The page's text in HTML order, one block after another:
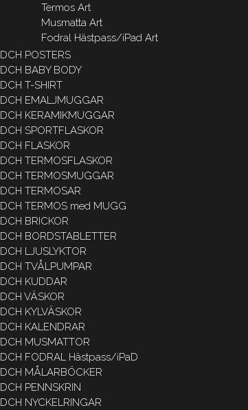
Termos Art
Musmatta Art
Fodral Hästpass/iPad Art
DCH POSTERS
DCH BABY BODY
DCH T-SHIRT
DCH EMALJMUGGAR
DCH KERAMIKMUGGAR
DCH SPORTFLASKOR
DCH FLASKOR
DCH TERMOSFLASKOR
DCH TERMOSMUGGAR
DCH TERMOSAR
DCH TERMOS med MUGG
DCH BRICKOR
DCH BORDSTABLETTER
DCH LJUSLYKTOR
DCH TVÅLPUMPAR
DCH KUDDAR
DCH VÄSKOR
DCH KYLVÄSKOR
DCH KALENDRAR
DCH MUSMATTOR
DCH FODRAL Hästpass/iPaD
DCH MÅLARBÖCKER
DCH PENNSKRIN
DCH NYCKELRINGAR